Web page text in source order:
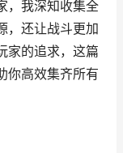
，我深知收集全
，还让战斗更加
家的追求，这篇
你高效集齐所有